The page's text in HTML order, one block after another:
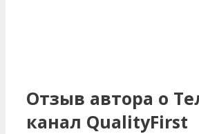
Отзыв автора о
канал QualityFirst